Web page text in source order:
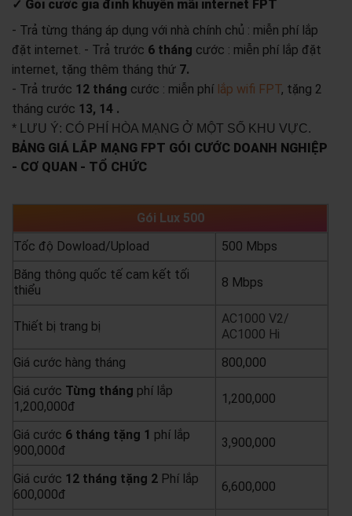
✓ Gói cước gia đình khuyến mãi internet FPT
- Trả từng tháng áp dụng với nhà chính chủ : miễn phí lắp
đặt internet. - Trả trước 6 tháng cước : miễn phí lắp đặt
internet, tặng thêm tháng thứ 7.
- Trả trước 12 tháng cước : miễn phí lắp wifi FPT, tặng 2
tháng cước 13, 14 .
* LƯU Ý: CÓ PHÍ HÒA MẠNG Ở MỘT SỐ KHU VỰC.
BẢNG GIÁ LẮP MẠNG FPT GÓI CƯỚC DOANH NGHIỆP
- CƠ QUAN - TỔ CHỨC
Gói Lux 500
Tốc độ Dowload/Upload
500 Mbps
Băng thông quốc tế cam kết tối
thiểu
8 Mbps
Thiết bị trang bị
AC1000 V2/
AC1000 Hi
Giá cước hàng tháng
800,000
Giá cước Từng tháng phí lắp
1,200,000đ
1,200,000
Giá cước 6 tháng tặng 1 phí lắp
900,000đ
3,900,000
Giá cước 12 tháng tặng 2 Phí lắp
600,000đ
6,600,000